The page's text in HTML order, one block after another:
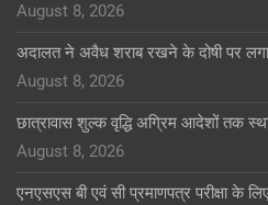
August 8, 2026
अदालत ने अवैध शराब रखने के दोषी पर
August 8, 2026
छात्रावास शुल्क वृद्धि अग्रिम आदेशों तक
August 8, 2026
एनएसएस बी एवं सी प्रमाणपत्र परीक्षा के